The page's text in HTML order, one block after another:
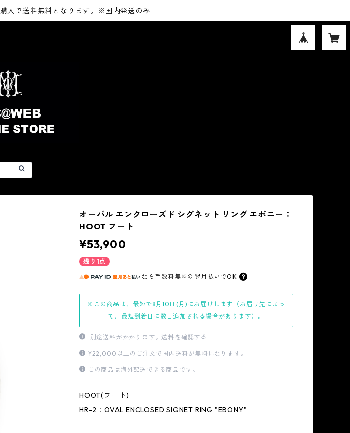
入で送料無料となります。※国内発送のみ
オーバル エンクローズド シグネット リング エボニー：
HOOT フート
¥53,900
残り1点
なら 手数料無料の 翌月払いでOK
※この商品は、最短で8月10日(月)にお届けします（お届け先によっ
て、最短到着日に数日追加される場合があります）。
別途送料がかかります。送料を確認する
¥22,000以上のご注文で国内送料が無料になります。
この商品は海外配送できる商品です。
HOOT(フート)
HR-2：OVAL ENCLOSED SIGNET RING "EBONY"